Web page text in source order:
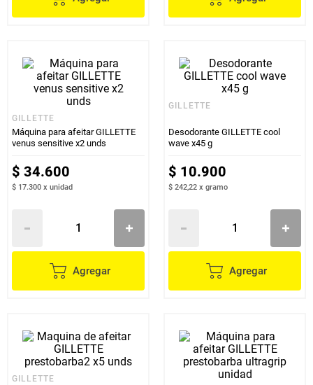
GILLETTE
Máquina para afeitar GILLETTE
venus sensitive x2 unds
$ 34.600
$ 17.300 x unidad
Agregar
GILLETTE
Desodorante GILLETTE cool
wave x45 g
$ 10.900
$ 242,22 x gramo
Agregar
GILLETTE